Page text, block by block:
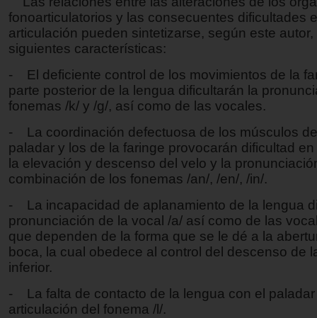
fonoarticulatorios y las consecuentes dificultades
articulación pueden sintetizarse, según este autor,
siguientes características:
- El deficiente control de los movimientos de la
parte posterior de la lengua dificultarán la
fonemas /k/ y /g/, así como de las vocales.
- La coordinación defectuosa de los músculos
paladar y los de la faringe provocarán dificultad
la elevación y descenso del velo y la
combinación de los fonemas /an/, /en/, /in/.
- La incapacidad de aplanamiento de la lengua
pronunciación de la vocal /a/ así como de las
que dependen de la forma que se le dé a la
boca, la cual obedece al control del descenso de
inferior.
- La falta de contacto de la lengua con el paladar
articulación del fonema /l/.